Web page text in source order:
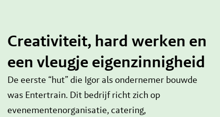
Creativiteit, hard werken en
een vleugje eigenzinnigheid
De eerste “hut” die Igor als ondernemer bouwde
was Entertrain. Dit bedrijf richt zich op
evenementenorganisatie, catering,